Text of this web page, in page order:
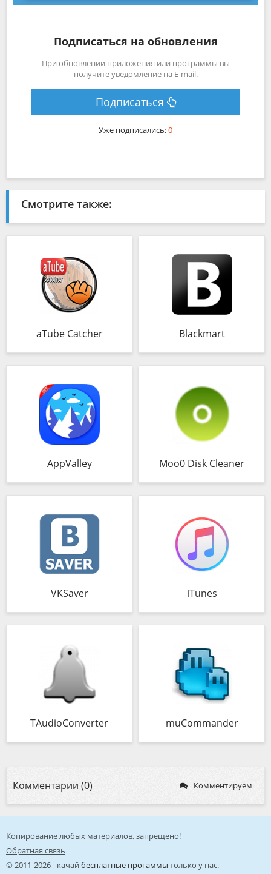
Подписаться на обновления
При обновлении приложения или программы вы
получите уведомление на E-mail.
Подписаться
Уже подписались:0
Смотрите также:
aTube Catcher Blackmart
AppValley Moo0 Disk Cleaner
VKSaver iTunes
TAudioConverter muCommander
Комментарии (0) Комментируем
Копирование любых материалов, запрещено!
Обратная связь
© 2011-2026 - качай бесплатные прогаммы только у нас.